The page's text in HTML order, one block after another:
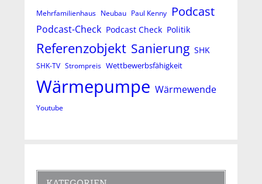
Mehrfamilienhaus Neubau Paul Kenny Podcast
Podcast-Check Podcast Check Politik
Referenzobjekt Sanierung SHK
SHK-TV Strompreis Wettbewerbsfähigkeit
Wärmepumpe Wärmewende
Youtube